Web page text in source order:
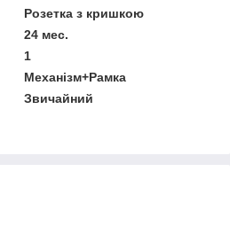
Розетка з кришкою
24 мес.
1
Механізм+Рамка
Звичайний